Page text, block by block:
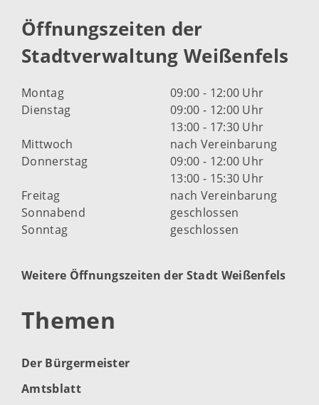
Öffnungszeiten der
Stadtverwaltung Weißenfels
Montag
09:00 - 12:00 Uhr
Dienstag
09:00 - 12:00 Uhr
13:00 - 17:30 Uhr
Mittwoch
nach Vereinbarung
Donnerstag
09:00 - 12:00 Uhr
13:00 - 15:30 Uhr
Freitag
nach Vereinbarung
Sonnabend
geschlossen
Sonntag
geschlossen
Weitere Öffnungszeiten der Stadt Weißenfels
Themen
Der Bürgermeister
Amtsblatt